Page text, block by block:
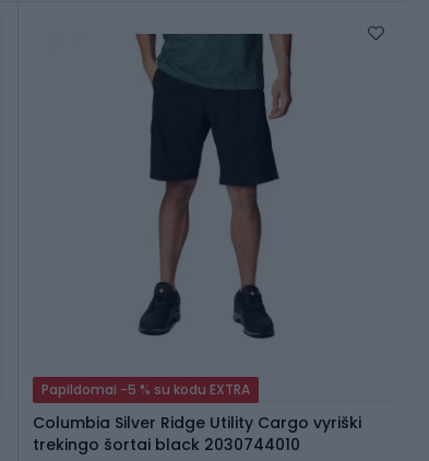
Papildomai -5 % su kodu EXTRA
Columbia Silver Ridge Utility Cargo vyriški
trekingo šortai black 2030744010